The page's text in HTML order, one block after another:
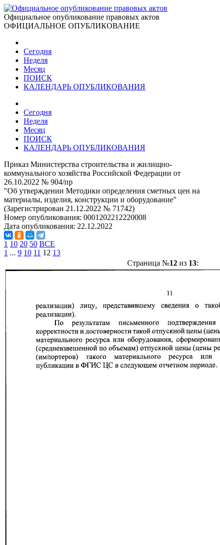
Официальное опубликование правовых актов
ОФИЦИАЛЬНОЕ ОПУБЛИКОВАНИЕ
Сегодня
Неделя
Месяц
ПОИСК
КАЛЕНДАРЬ ОПУБЛИКОВАНИЯ
Сегодня
Неделя
Месяц
ПОИСК
КАЛЕНДАРЬ ОПУБЛИКОВАНИЯ
Приказ Министерства строительства и жилищно-
коммунального хозяйства Российской Федерации от
26.10.2022 № 904/пр
"Об утверждении Методики определения сметных цен на
материалы, изделия, конструкции и оборудование"
(Зарегистрирован 21.12.2022 № 71742)
Номер опубликования: 0001202212220008
Дата опубликования: 22.12.2022
1 10 20 50 ВСЕ
1 ... 9 10 11 12 13
Страница №12из 13: